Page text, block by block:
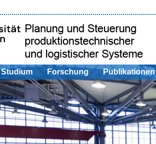
Studium Forschung Publikationen